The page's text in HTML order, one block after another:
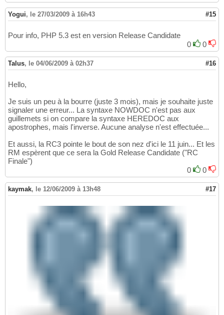
Yogui, le 27/03/2009 à 16h43 #15
Pour info, PHP 5.3 est en version Release Candidate
0
0
Talus, le 04/06/2009 à 02h37 #16
Hello,
Je suis un peu à la bourre (juste 3 mois), mais je souhaite juste
signaler une erreur... La syntaxe NOWDOC n'est pas aux
guillemets si on compare la syntaxe HEREDOC aux
apostrophes, mais l'inverse. Aucune analyse n'est effectuée...
Et aussi, la RC3 pointe le bout de son nez d'ici le 11 juin... Et les
RM espèrent que ce sera la Gold Release Candidate ("RC
Finale")
0
0
kaymak, le 12/06/2009 à 13h48 #17